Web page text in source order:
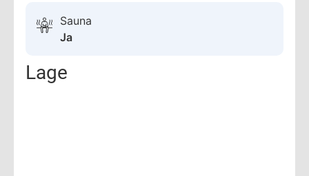
Sauna
Ja
Lage